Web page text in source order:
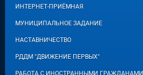
ИНТЕРНЕТ-ПРИЁМНАЯ
МУНИЦИПАЛЬНОЕ ЗАДАНИЕ
НАСТАВНИЧЕСТВО
РДДМ "ДВИЖЕНИЕ ПЕРВЫХ"
РАБОТА С ИНОСТРАННЫМИ ГРАЖДАНАМИ